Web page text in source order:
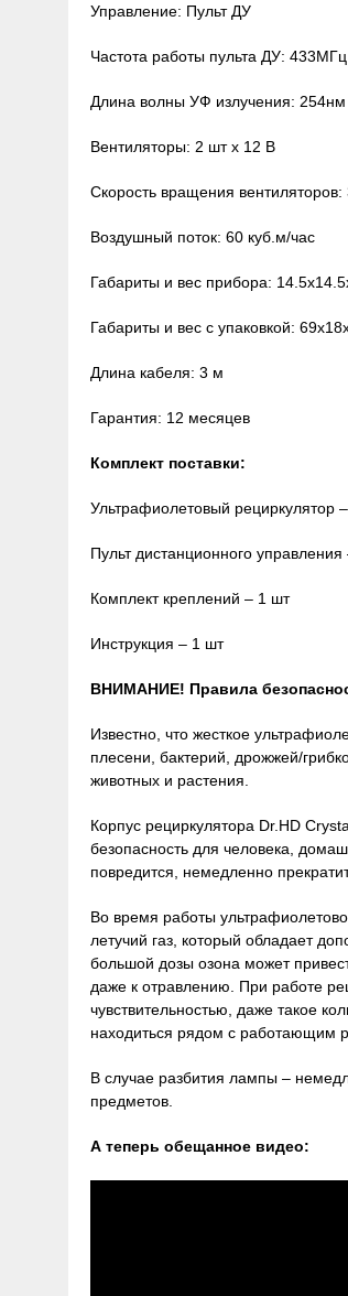
Управление: Пульт ДУ
Частота работы пульта ДУ: 433МГц
Длина волны УФ излучения: 254нм
Вентиляторы: 2 шт х 12 В
Скорость вращения
Воздушный поток: 60 куб.м/час
Габариты и вес прибора:
Габариты и вес с упаковкой:
Длина кабеля: 3 м
Гарантия: 12 месяцев
Комплект поставки:
Ультрафиолетовый рециркулятор
Пульт дистанционного
Комплект креплений – 1 шт
Инструкция – 1 шт
ВНИМАНИЕ! Правила
Известно, что жесткое
плесени, бактерий, дрожжей/
животных и растения.
Корпус рециркулятора Dr.HD
безопасность для человека,
повредится, немедленно
Во время работы
летучий газ, который обладает
большой дозы озона может
даже к отравлению. При работе
чувствительностью, даже такое
находиться рядом с работающим
В случае разбития лампы –
предметов.
А теперь обещанное видео: